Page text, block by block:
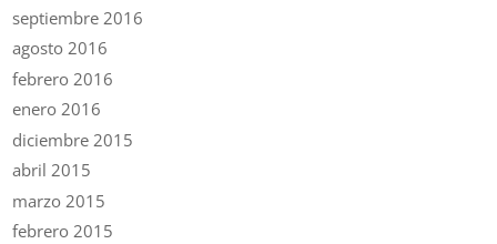
septiembre 2016
agosto 2016
febrero 2016
enero 2016
diciembre 2015
abril 2015
marzo 2015
febrero 2015